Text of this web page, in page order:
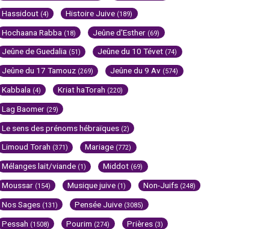
Hassidout (4) Histoire Juive (189)
Hochaana Rabba (18) Jeûne d'Esther (69)
Jeûne de Guedalia (51) Jeûne du 10 Tévet (74)
Jeûne du 17 Tamouz (269) Jeûne du 9 Av (574)
Kabbala (4) Kriat haTorah (220)
Lag Baomer (29)
Le sens des prénoms hébraïques (2)
Limoud Torah (371) Mariage (772)
Mélanges lait/viande (1) Middot (69)
Moussar (154) Musique juive (1) Non-Juifs (248)
Nos Sages (131) Pensée Juive (3085)
Pessah (1508) Pourim (274) Prières (3)